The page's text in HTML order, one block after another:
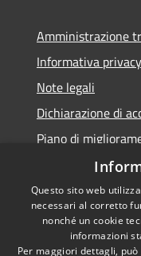
Amministrazione
Informativa privacy
Note legali
Dichiarazione di
Piano di
Accessibilità
Questo sito web
necessari al corretto
nonché un cookie
informazioni
Per maggiori dettagli,